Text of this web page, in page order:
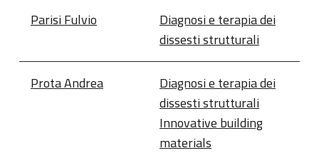
Parisi Fulvio
Diagnosi e terapia dei
dissesti strutturali
Prota Andrea
Diagnosi e terapia dei
dissesti strutturali
Innovative building
materials